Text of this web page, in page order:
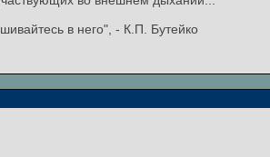
в него", - К.П. Бутейко